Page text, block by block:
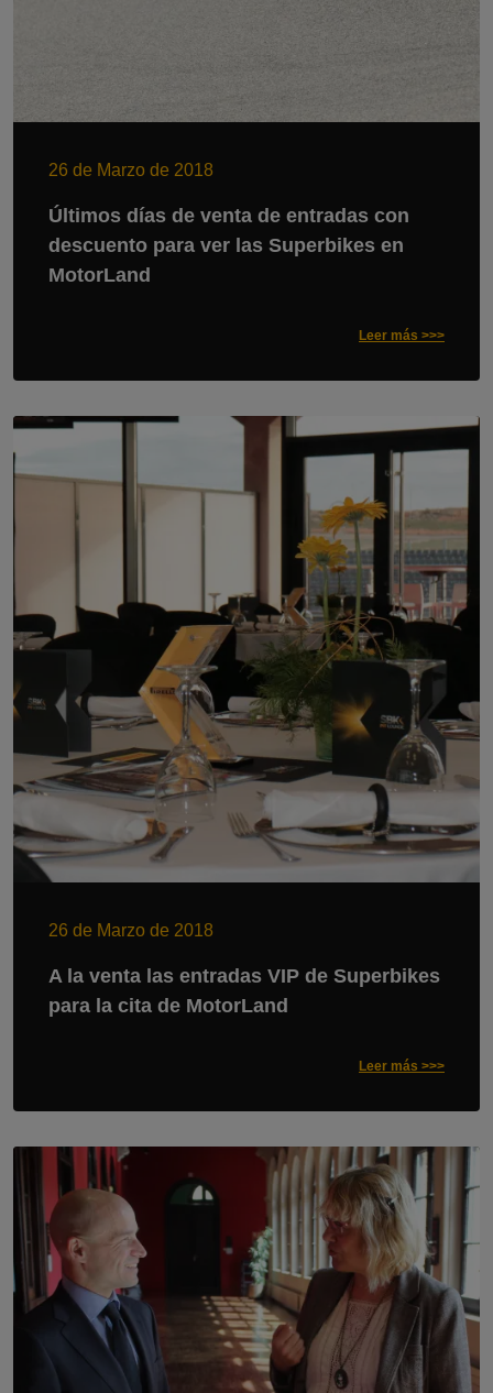
26 de Marzo de 2018
Últimos días de venta de entradas con
descuento para ver las Superbikes en
MotorLand
Leer más >>>
26 de Marzo de 2018
A la venta las entradas VIP de Superbikes
para la cita de MotorLand
Leer más >>>